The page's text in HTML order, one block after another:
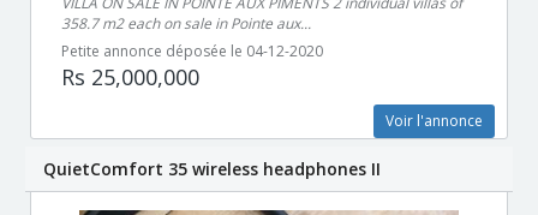
358.7 m2 each on sale in Pointe aux...
Petite annonce déposée le 04-12-2020
Rs 25,000,000
Voir l'annonce
QuietComfort 35 wireless headphones II